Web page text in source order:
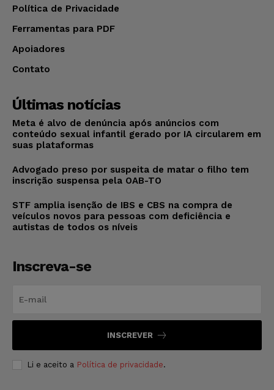
Política de Privacidade
Ferramentas para PDF
Apoiadores
Contato
Últimas notícias
Meta é alvo de denúncia após anúncios com
conteúdo sexual infantil gerado por IA circularem em
suas plataformas
Advogado preso por suspeita de matar o filho tem
inscrição suspensa pela OAB-TO
STF amplia isenção de IBS e CBS na compra de
veículos novos para pessoas com deficiência e
autistas de todos os níveis
Inscreva-se
INSCREVER
Li e aceito a Política de privacidade.